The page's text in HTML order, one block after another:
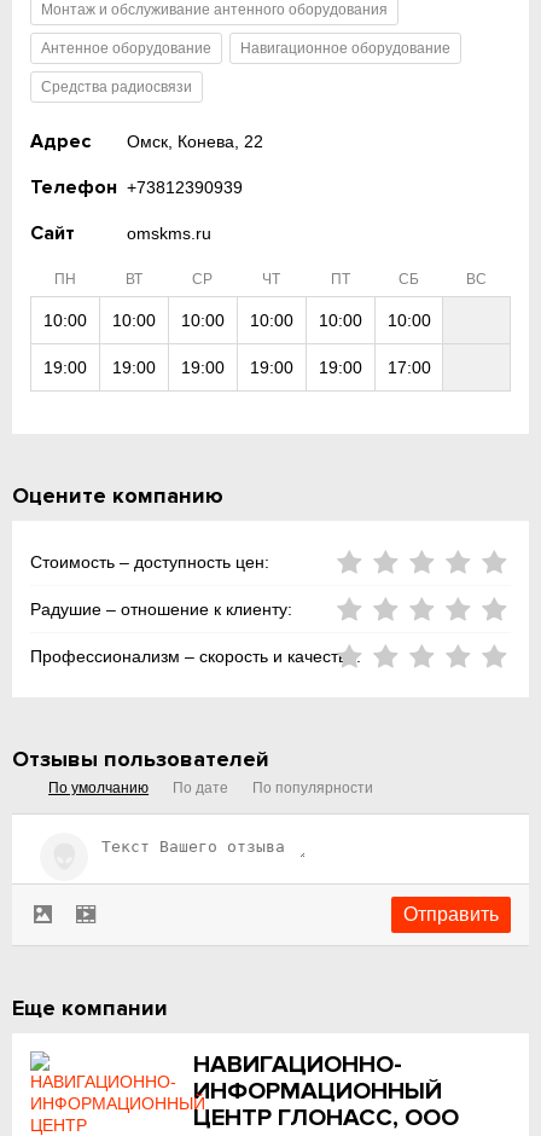
Монтаж и обслуживание антенного оборудования
Антенное оборудование Навигационное оборудование
Средства радиосвязи
Адрес Омск, Конева, 22
Телефон +73812390939
Сайт omskms.ru
ПН ВТ СР ЧТ ПТ СБ ВС
10:00 10:00 10:00 10:00 10:00 10:00
19:00 19:00 19:00 19:00 19:00 17:00
Оцените компанию
Стоимость – доступность цен:
Радушие – отношение к клиенту:
Профессионализм – скорость и качество:
Отзывы пользователей
По умолчанию По дате По популярности
Еще компании
НАВИГАЦИОННО-
ИНФОРМАЦИОННЫЙ
ЦЕНТР ГЛОНАСС, ООО